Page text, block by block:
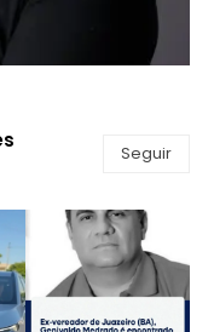
Seguir